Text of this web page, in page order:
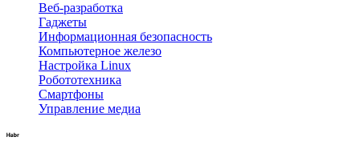
Веб-разработка
Гаджеты
Информационная безопасность
Компьютерное железо
Настройка Linux
Робототехника
Смартфоны
Управление медиа